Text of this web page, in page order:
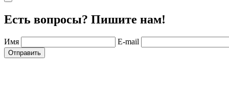
Есть вопросы? Пишите нам!
Имя E-mail